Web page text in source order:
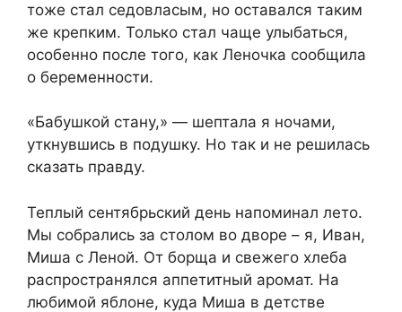
тоже стал седовласым, но оставался таким
же крепким. Только стал чаще улыбаться,
особенно после того, как Леночка сообщила
о беременности.
«Бабушкой стану,» — шептала я ночами,
уткнувшись в подушку. Но так и не решилась
сказать правду.
Теплый сентябрьский день напоминал лето.
Мы собрались за столом во дворе – я, Иван,
Миша с Леной. От борща и свежего хлеба
распространялся аппетитный аромат. На
любимой яблоне, куда Миша в детстве